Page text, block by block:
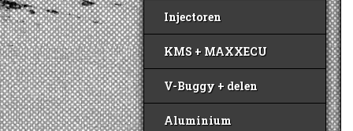
Injectoren
KMS + MAXXECU
V-Buggy + delen
Aluminium